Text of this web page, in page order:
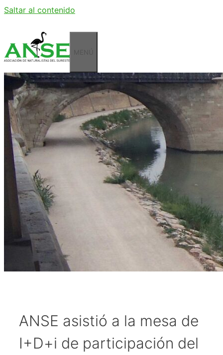
Saltar al contenido
ANSE asistió a la mesa de
I+D+i de participación del